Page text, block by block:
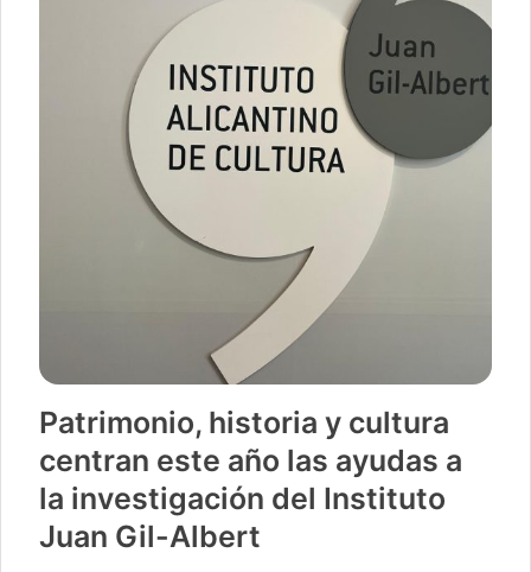
Patrimonio, historia y cultura
centran este año las ayudas a
la investigación del Instituto
Juan Gil-Albert